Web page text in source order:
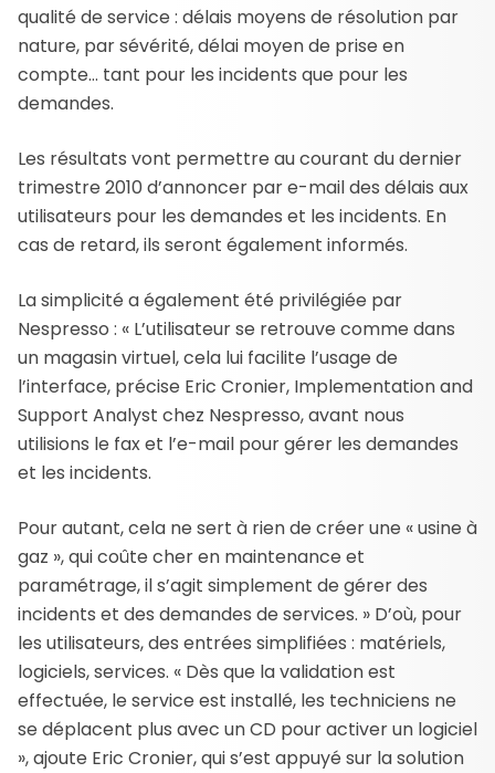
qualité de service : délais moyens de résolution par
nature, par sévérité, délai moyen de prise en
compte… tant pour les incidents que pour les
demandes.
Les résultats vont permettre au courant du dernier
trimestre 2010 d’annoncer par e-mail des délais aux
utilisateurs pour les demandes et les incidents. En
cas de retard, ils seront également informés.
La simplicité a également été privilégiée par
Nespresso : « L’utilisateur se retrouve comme dans
un magasin virtuel, cela lui facilite l’usage de
l’interface, précise Eric Cronier, Implementation and
Support Analyst chez Nespresso, avant nous
utilisions le fax et l’e-mail pour gérer les demandes
et les incidents.
Pour autant, cela ne sert à rien de créer une « usine à
gaz », qui coûte cher en maintenance et
paramétrage, il s’agit simplement de gérer des
incidents et des demandes de services. » D’où, pour
les utilisateurs, des entrées simplifiées : matériels,
logiciels, services. « Dès que la validation est
effectuée, le service est installé, les techniciens ne
se déplacent plus avec un CD pour activer un logiciel
», ajoute Eric Cronier, qui s’est appuyé sur la solution